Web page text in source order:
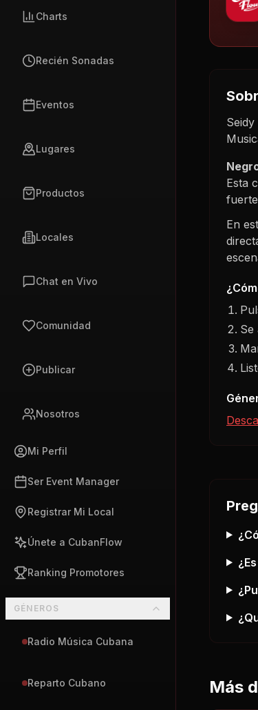
Charts
Recién Sonadas
Eventos
Lugares
Productos
Locales
Chat en Vivo
Comunidad
Publicar
Nosotros
Mi Perfil
Ser Event Manager
Registrar Mi Local
Únete a CubanFlow
Ranking Promotores
GÉNEROS
Radio Música Cubana
Reparto Cubano
Esta
En
Se
Más